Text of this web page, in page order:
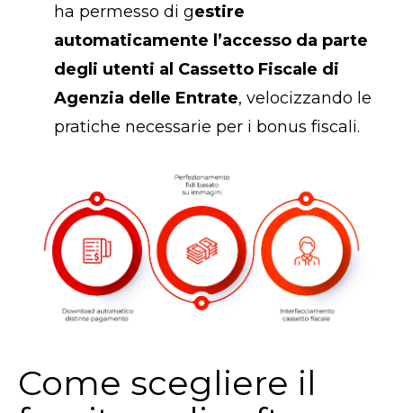
ha permesso di gestire
automaticamente l’accesso da parte
degli utenti al Cassetto Fiscale di
Agenzia delle Entrate, velocizzando le
pratiche necessarie per i bonus fiscali.
Come scegliere il